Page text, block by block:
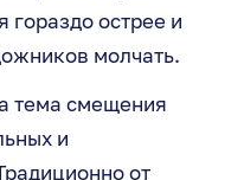
гораздо острее и
молчать.
тема смещения
и
от